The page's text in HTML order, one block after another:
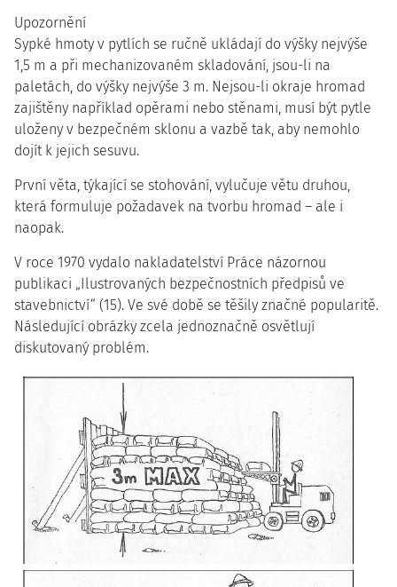
Upozornění
Sypké hmoty v pytlích se ručně ukládají do výšky nejvýše
1,5 m a při mechanizovaném skladování, jsou-li na
paletách, do výšky nejvýše 3 m. Nejsou-li okraje hromad
zajištěny například opěrami nebo stěnami, musí být pytle
uloženy v bezpečném sklonu a vazbě tak, aby nemohlo
dojít k jejich sesuvu.
První věta, týkající se stohování, vylučuje větu druhou,
která formuluje požadavek na tvorbu hromad – ale i
naopak.
V roce 1970 vydalo nakladatelství Práce názornou
publikaci „Ilustrovaných bezpečnostních předpisů ve
stavebnictví“ (15). Ve své době se těšily značné popularitě.
Následující obrázky zcela jednoznačně osvětlují
diskutovaný problém.